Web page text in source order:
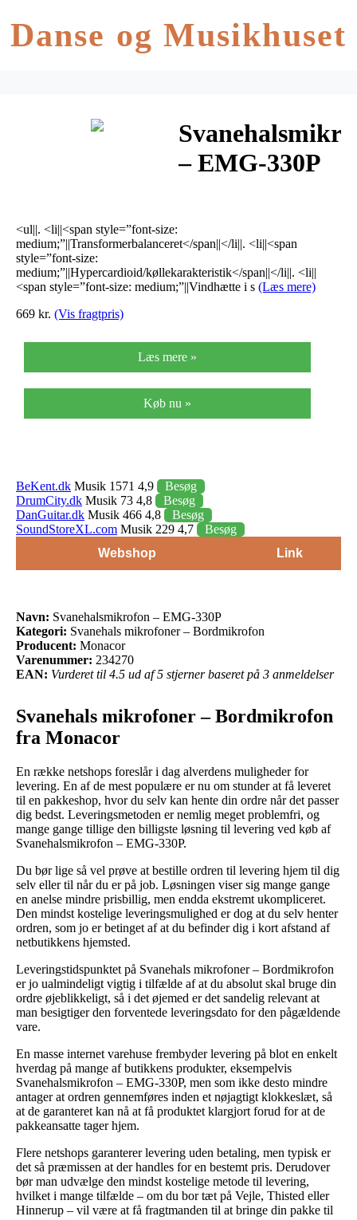
Danse og Musikhuset
– EMG-330P
<ul||. <li||<span style=”font-size:
medium;”||Transformerbalanceret</span||</li||. <li||<span
style=”font-size:
medium;”||Hypercardioid/køllekarakteristik</span||</li||. <li||
<span style=”font-size: medium;”||Vindhætte i s (Læs mere)
669 kr. (Vis fragtpris)
Læs mere »
Køb nu »
BeKent.dk Musik 1571 4,9
Besøg
DrumCity.dk Musik 73 4,8
Besøg
DanGuitar.dk Musik 466 4,8
Besøg
SoundStoreXL.com Musik 229 4,7
Besøg
Webshop
Link
Navn: Svanehalsmikrofon – EMG-330P
Kategori: Svanehals mikrofoner – Bordmikrofon
Producent: Monacor
Varenummer: 234270
EAN: Vurderet til 4.5 ud af 5 stjerner baseret på 3 anmeldelser
Svanehals mikrofoner – Bordmikrofon
fra Monacor
En række netshops foreslår i dag alverdens muligheder for
levering. En af de mest populære er nu om stunder at få leveret
til en pakkeshop, hvor du selv kan hente din ordre når det passer
dig bedst. Leveringsmetoden er nemlig meget problemfri, og
mange gange tillige den billigste løsning til levering ved køb af
Svanehalsmikrofon – EMG-330P.
Du bør lige så vel prøve at bestille ordren til levering hjem til dig
selv eller til når du er på job. Løsningen viser sig mange gange
en anelse mindre prisbillig, men endda ekstremt ukompliceret.
Den mindst kostelige leveringsmulighed er dog at du selv henter
ordren, som jo er betinget af at du befinder dig i kort afstand af
netbutikkens hjemsted.
Leveringstidspunktet på Svanehals mikrofoner – Bordmikrofon
er jo ualmindeligt vigtig i tilfælde af at du absolut skal bruge din
ordre øjeblikkeligt, så i det øjemed er det sandelig relevant at
man besigtiger den forventede leveringsdato for den pågældende
vare.
En masse internet varehuse frembyder levering på blot en enkelt
hverdag på mange af butikkens produkter, eksempelvis
Svanehalsmikrofon – EMG-330P, men som ikke desto mindre
antager at ordren gennemføres inden et nøjagtigt klokkeslæt, så
at de garanteret kan nå at få produktet klargjort forud for at de
pakkeansatte tager hjem.
Flere netshops garanterer levering uden betaling, men typisk er
det så præmissen at der handles for en bestemt pris. Derudover
bør man udvælge den mindst kostelige metode til levering,
hvilket i mange tilfælde – om du bor tæt på Vejle, Thisted eller
Hinnerup – vil være at få fragtmanden til at bringe din pakke til